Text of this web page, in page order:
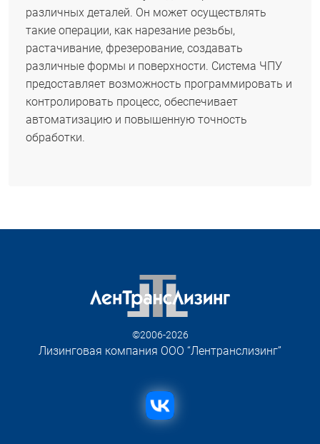
различных деталей. Он может осуществлять
такие операции, как нарезание резьбы,
растачивание, фрезерование, создавать
различные формы и поверхности. Система ЧПУ
предоставляет возможность программировать и
контролировать процесс, обеспечивает
автоматизацию и повышенную точность
обработки.
©2006-2026
Лизинговая компания ООО “Лентранслизинг”